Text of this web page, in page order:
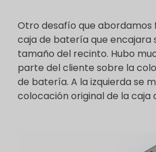
Otro desafío que abordamos
caja de batería que encajara
tamaño del recinto. Hubo
parte del cliente sobre la
de batería. A la izquierda se
colocación original de la caja